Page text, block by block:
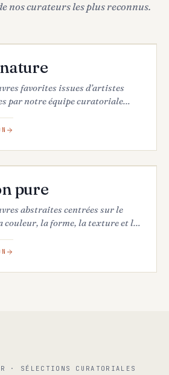
nos curateurs les plus reconnus.
favorites issues d’artistes
par notre équipe curatoriale
pure
abstraites centrées sur le
couleur, la forme, la texture et la
· SÉLECTIONS CURATORIALES